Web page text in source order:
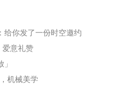
给你发了一份时空邀约
爱意礼赞
机械美学